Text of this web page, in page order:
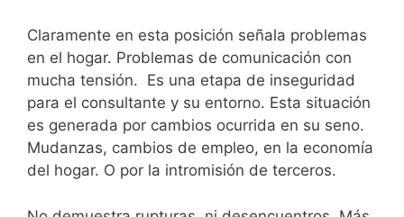
Claramente en esta posición señala problemas
en el hogar. Problemas de comunicación con
mucha tensión. Es una etapa de inseguridad
para el consultante y su entorno. Esta situación
es generada por cambios ocurrida en su seno.
Mudanzas, cambios de empleo, en la economía
del hogar. O por la intromisión de terceros.